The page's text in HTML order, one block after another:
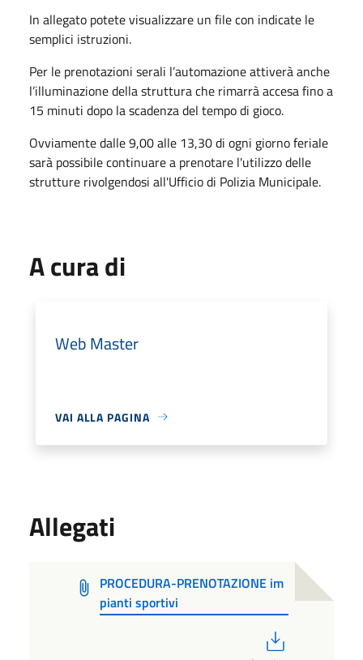
In allegato potete visualizzare un file con indicate le
semplici istruzioni.
Per le prenotazioni serali l’automazione attiverà anche
l’illuminazione della struttura che rimarrà accesa fino a
15 minuti dopo la scadenza del tempo di gioco.
Ovviamente dalle 9,00 alle 13,30 di ogni giorno feriale
sarà possibile continuare a prenotare l'utilizzo delle
strutture rivolgendosi all'Ufficio di Polizia Municipale.
A cura di
Web Master
VAI ALLA PAGINA
Allegati
PROCEDURA-PRENOTAZIONE im
pianti sportivi